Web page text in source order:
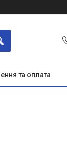
та оплата